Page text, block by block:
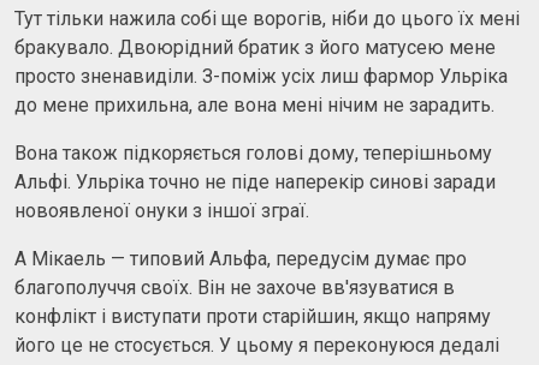
Тут тільки нажила собі ще ворогів, ніби до цього їх мені
бракувало. Двоюрідний братик з його матусею мене
просто зненавиділи. З-поміж усіх лиш фармор Ульріка
до мене прихильна, але вона мені нічим не зарадить.
Вона також підкоряється голові дому, теперішньому
Альфі. Ульріка точно не піде наперекір синові заради
новоявленої онуки з іншої зграї.
А Мікаель — типовий Альфа, передусім думає про
благополуччя своїх. Він не захоче вв'язуватися в
конфлікт і виступати проти старійшин, якщо напряму
його це не стосується. У цьому я переконуюся дедалі